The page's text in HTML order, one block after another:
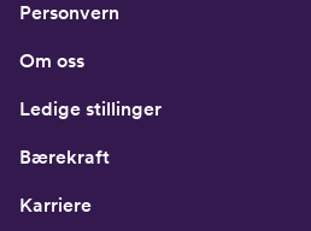
Personvern
Om oss
Ledige stillinger
Bærekraft
Karriere